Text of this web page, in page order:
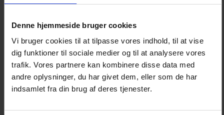
Denne hjemmeside bruger cookies
Vi bruger cookies til at tilpasse vores indhold, til at vise
dig funktioner til sociale medier og til at analysere vores
trafik. Vores partnere kan kombinere disse data med
andre oplysninger, du har givet dem, eller som de har
indsamlet fra din brug af deres tjenester.
standardafvigelser forventes der øget usikkerhed om
afkastet i de fleste aktivklasser. Det kommer mest
tydeligt til udtryk for high-yield obligationer, hvor
standardafvigelsen stiger fra 8,9 pct. i Rådets seneste